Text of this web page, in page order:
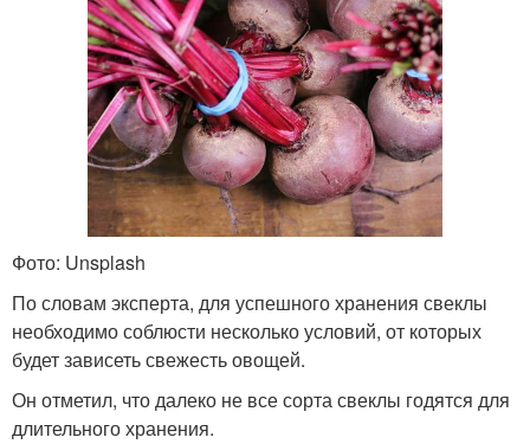
Фото: Unsplash
По словам эксперта, для успешного хранения свеклы
необходимо соблюсти несколько условий, от которых
будет зависеть свежесть овощей.
Он отметил, что далеко не все сорта свеклы годятся для
длительного хранения.